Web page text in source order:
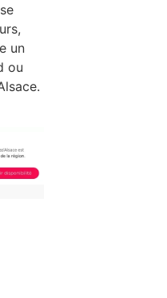
un
ou